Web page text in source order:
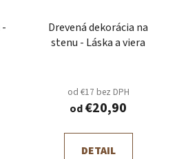
Drevená dekorácia na
stenu - Láska a viera
od €17 bez DPH
od€20,90
DETAIL